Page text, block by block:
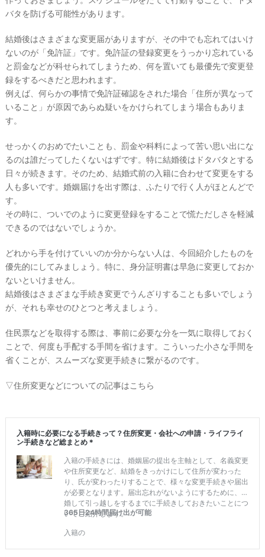
バタを防げる可能性があります。
結婚後はさまざまな変更届がありますが、その中でも忘れてはいけ
ないのが「免許証」です。免許証の登録変更をうっかり忘れている
と罰金などが科せられてしまうため、何を置いても最優先で変更登
録をするべきだと思われます。
例えば、何らかの事情で免許証確認をされた場合「住所が異なって
いること」が原因であらぬ疑いをかけられてしまう場合もありま
す。
せっかくのおめでたいことも、罰金や科料によって苦い思い出にな
るのは誰だってしたくないはずです。特に結婚後はドタバタとする
日々が続きます。そのため、結婚式前の入籍に合わせて変更をする
人も多いです。婚姻届けを出す際は、ふたりで行く人がほとんどで
す。
その時に、ついでのように変更登録をすることで慌ただしさを軽減
できるのではないでしょうか。
どれから手を付けていいのか分からない人は、今回紹介したものを
優先的にしてみましょう。特に、身分証明書は早急に変更しておか
ないといけません。
結婚後はさまざまな手続き変更でうんざりすることも多いでしょう
が、それも幸せのひとつと考えましょう。
住民票などを取得する際は、事前に必要な分を一気に取得しておく
ことで、何度も手配する手間を省けます。こういった小さな手間を
省くことが、スムーズな変更手続きに繋がるのです。
▽住所変更などについての記事はこちら